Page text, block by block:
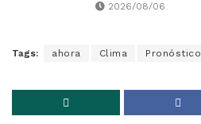
2026/08/06
Tags: ahora Clima Pronóstico